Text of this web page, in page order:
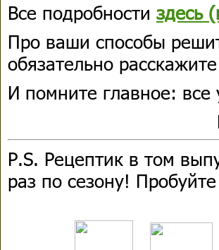
Все подробности здесь
Про ваши способы
обязательно
И помните главное: все
P.S. Рецептик в том
раз по сезону! Пробуйте